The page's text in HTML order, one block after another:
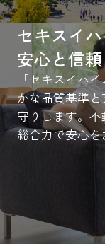
セキスイ
安心と信頼
「セキスイハ
かな品質基準
守りします。
総合力で安心